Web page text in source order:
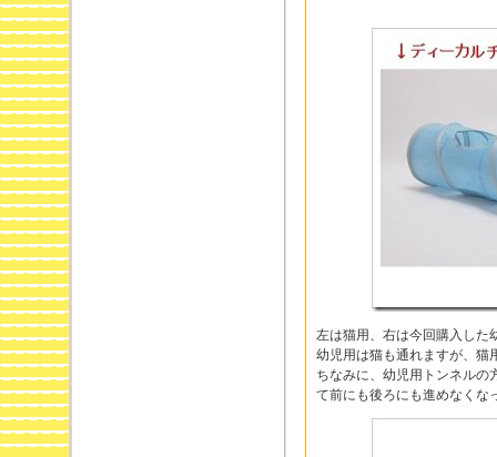
左は猫用、右は今回購入した
幼児用は猫も通れますが、猫
ちなみに、幼児用トンネルの
て前にも後ろにも進めなくな